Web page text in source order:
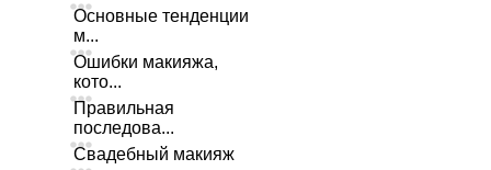
Основные тенденции
м...
Ошибки макияжа,
кото...
Правильная
последова...
Свадебный макияж